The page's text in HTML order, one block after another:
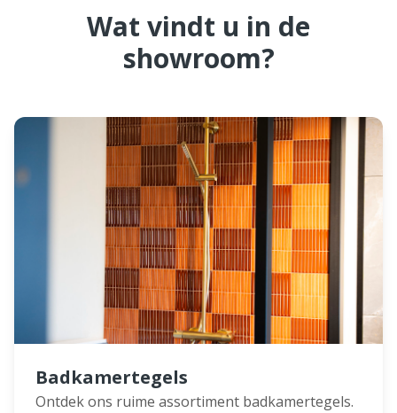
Wat vindt u in de
showroom?
Badkamertegels
Ontdek ons ruime assortiment badkamertegels.